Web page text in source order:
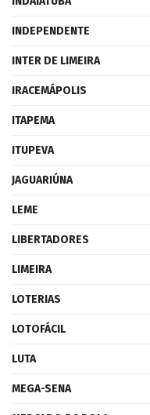
INDEPENDENTE
INTER DE LIMEIRA
IRACEMÁPOLIS
ITAPEMA
ITUPEVA
JAGUARIÚNA
LEME
LIBERTADORES
LIMEIRA
LOTERIAS
LOTOFÁCIL
LUTA
MEGA-SENA